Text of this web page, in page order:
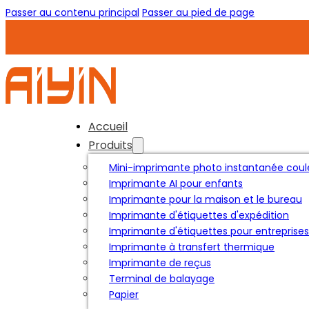
Passer au contenu principal Passer au pied de page
Accueil
Produits
Mini-imprimante photo instantanée
Imprimante AI pour enfants
Imprimante pour la maison et le bureau
Imprimante d'étiquettes d'expédition
Imprimante d'étiquettes pour entreprises
Imprimante à transfert thermique
Imprimante de reçus
Terminal de balayage
Papier